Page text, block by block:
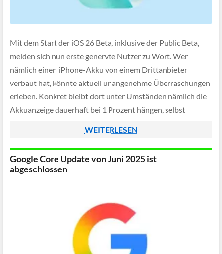
Mit dem Start der iOS 26 Beta, inklusive der Public Beta,
melden sich nun erste genervte Nutzer zu Wort. Wer
nämlich einen iPhone-Akku von einem Drittanbieter
verbaut hat, könnte aktuell unangenehme Überraschungen
erleben. Konkret bleibt dort unter Umständen nämlich die
Akkuanzeige dauerhaft bei 1 Prozent hängen, selbst
WEITERLESEN
Google Core Update von Juni 2025 ist
abgeschlossen